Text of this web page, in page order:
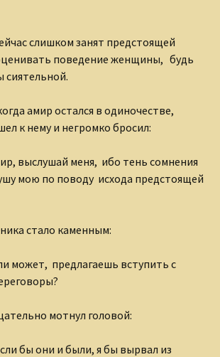
слишком занят предстоящей
поведение женщины, будь
сиятельной.
амир остался в одиночестве,
к нему и негромко бросил:
выслушай меня, ибо тень сомнения
мою по поводу исхода предстоящей
стало каменным:
может, предлагаешь вступить с
мотнул головой:
бы они и были, я бы вырвал из